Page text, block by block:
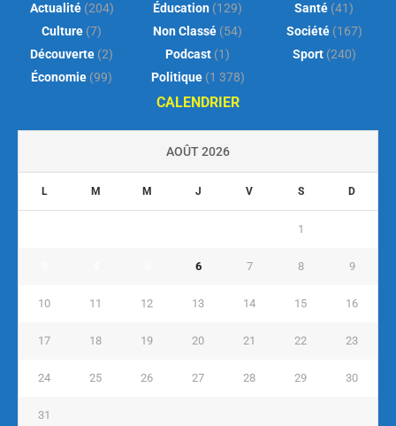
Actualité(204)
Culture (7)
Découverte (2)
Économie (99)
Éducation (129)
Non Classé (54)
Podcast (1)
Politique(1 378)
Santé (41)
Société(167)
Sport(240)
CALENDRIER
AOÛT 2026
L M M J V S D
1
6 7 8 9
10 11 12 13 14 15 16
17 18 19 20 21 22 23
24 25 26 27 28 29 30
31